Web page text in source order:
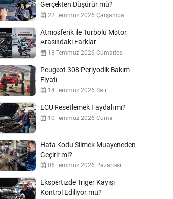
Gerçekten Düşürür mü?
22 Temmuz 2026 Çarşamba
Atmosferik ile Turbolu Motor
Arasındaki Farklar
18 Temmuz 2026 Cumartesi
Peugeot 308 Periyodik Bakım
Fiyatı
14 Temmuz 2026 Salı
ECU Resetlemek Faydalı mı?
10 Temmuz 2026 Cuma
Hata Kodu Silmek Muayeneden
Geçirir mi?
06 Temmuz 2026 Pazartesi
Ekspertizde Triger Kayışı
Kontrol Ediliyor mu?